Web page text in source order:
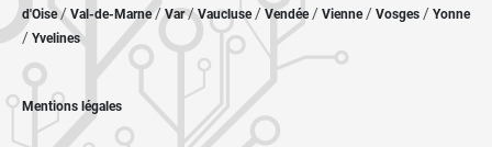
d'Oise/ Val-de-Marne/Var/Vaucluse/ Vendée/ Vienne/ Vosges / Yonne
/ Yvelines
Mentions légales